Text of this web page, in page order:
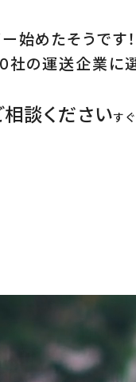
始めたそうです！
社の運送企業に
談くださいす